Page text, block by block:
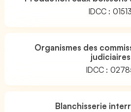
IDCC : 01513
Organismes des
judiciaires
IDCC :
Blanchisserie